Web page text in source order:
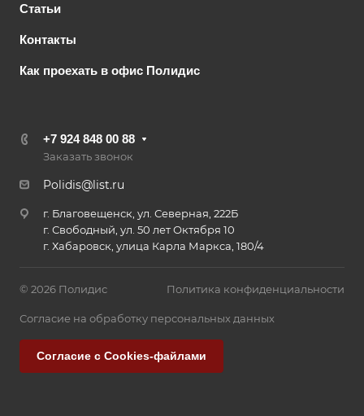
Статьи
Контакты
Как проехать в офис Полидис
+7 924 848 00 88
Заказать звонок
Polidis@list.ru
г. Благовещенск, ул. Северная, 222Б
г. Свободный, ул. 50 лет Октября 10
г. Хабаровск, улица Карла Маркса, 180/4
© 2026 Полидис Политика конфиденциальности
Согласие на обработку персональных данных
Согласие с Cookies-файлами